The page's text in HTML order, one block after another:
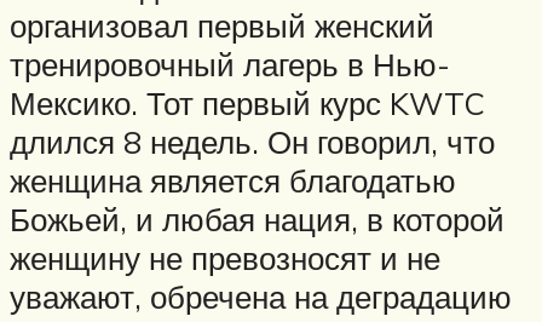
организовал первый женский
тренировочный лагерь в Нью-
Мексико. Тот первый курс KWTC
длился 8 недель. Он говорил, что
женщина является благодатью
Божьей, и любая нация, в которой
женщину не превозносят и не
уважают, обречена на деградацию